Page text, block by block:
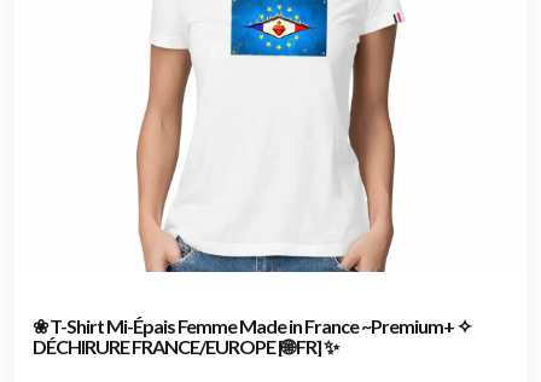
❀ T-Shirt Mi-Épais Femme Made in France ~Premium+ ✧
DÉCHIRURE FRANCE/EUROPE [🌐 FR] ✨